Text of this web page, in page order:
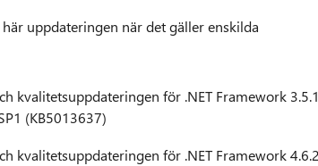
uppdateringen när det gäller enskilda
kvalitetsuppdateringen för .NET Framework 3.5.1
(KB5013637)
kvalitetsuppdateringen för .NET Framework 4.6.2